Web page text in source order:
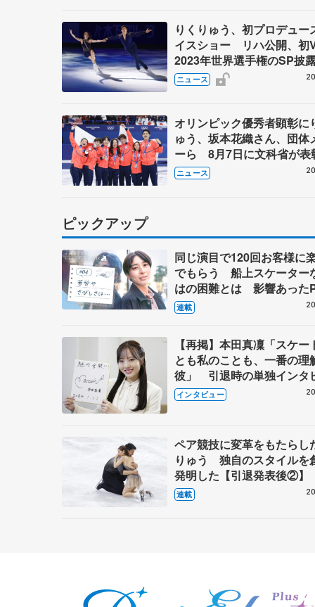
りくりゅう、初プロデュー
イスショー リハ公開、初
2023年世界選手権のSP
ゼボロ、チョクベイら豪華
ーが来日
ニュース
オリンピック優秀者顕彰に
ゅう、坂本花織さん、団体
ーら 8月7日に文科省が表
ブルーノ・マルコット、中
らコーチも
ニュース
ピックアップ
同じ演目で120回お客様に
でもらう 船上スケーター
はの困難とは 影響あった
キャプテン松永さんの存在
連載
【再掲】本田真凜「スケー
とも私のことも、一番の理
彼」 引退時の単独インタ
で語った競技人生や家族、
これからの夢…
インタビュー
ペア競技に変革をもたらし
りゅう 独自のスタイルを
発明した【引退発表後②】
連載